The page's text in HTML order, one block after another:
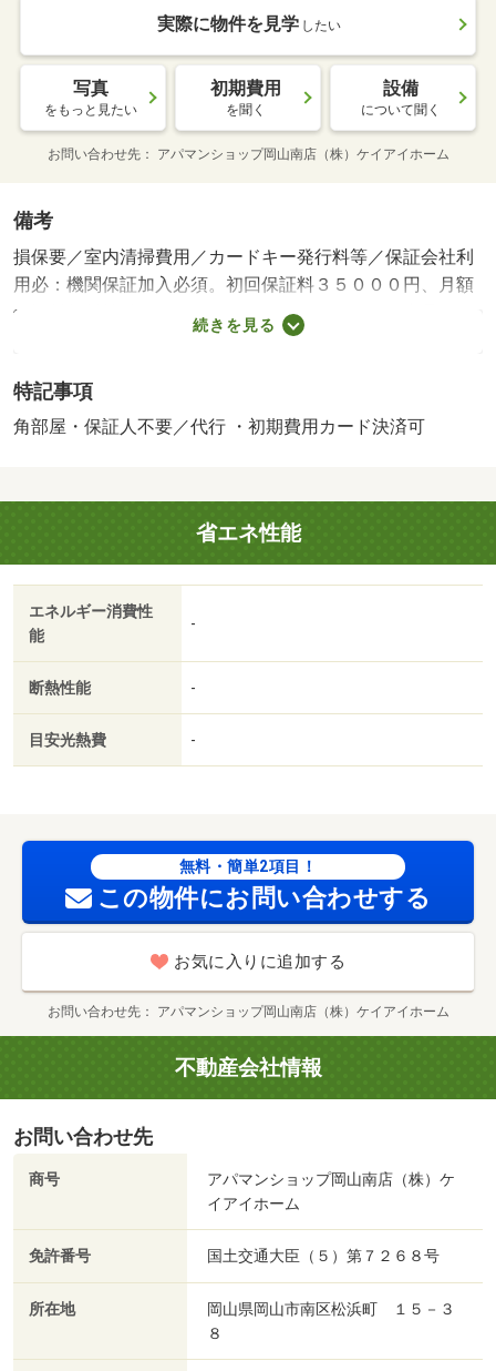
実際に物件を見学 したい
写真
をもっと見たい
初期費用
を聞く
設備
について聞く
お問い合わせ先 アパマンショップ岡山南店（株）ケイアイホーム
備考
損保要／室内清掃費用／カードキー発行料等／保証会社利
用必：機関保証加入必須。初回保証料３５０００円、月額
保証料賃料等総額の１％＋８００円／月（その他商品あ
り）／［退去時費用 退去費用実費精算※故意・過失等別
認いただけます。 町内会費：２００円／月。※ルームク
リーニング料金にエアコンクリーニング費用を含みます。
保証会社：株式会社イントラスト／バストイレ別／バルコ
ニー／エアコン／ガスコンロ対応／クロゼット／フローリ
ング／シャワー付洗面台／ＴＶインターホン／室内洗濯置
／シューズボックス／角住戸／温水洗浄便座／洗面所独立
／駐輪場／宅配ボックス／即入居可／礼金不要／敷金不要
／防犯カメラ／照明付／保証人不要／２沿線利用可／ネッ
Ｓ／敷金・礼金不要／保証会社利用可／ＩＴ重説 対応物
件／初期費用カード決済可／マルナカ大元店（スーパー）
まで１１３４ｍ／ファミリーマート 岡山新屋敷店（コン
ホーテ 岡山下中野店（その他）まで１５９４ｍ／セブン
イレブン今２丁目店（コンビニ）まで１０７８ｍ/賃貸戸
数:14戸
続きを見る
特記事項
角部屋・保証人不要／代行 ・初期費用カード決済可
省エネ性能
エネルギー消費性
能
-
断熱性能 -
目安光熱費 -
無料・簡単2項目！
この物件にお問い合わせする
お気に入りに追加する
お問い合わせ先 アパマンショップ岡山南店（株）ケイアイホーム
不動産会社情報
お問い合わせ先
商号
アパマンショップ岡山南店（株）ケ
イアイホーム
免許番号 国土交通大臣（５）第７２６８号
所在地
岡山県岡山市南区松浜町 １５－３
８